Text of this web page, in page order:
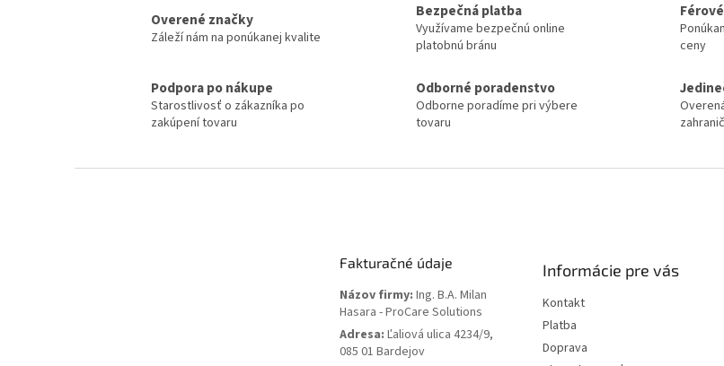
Overené značky
Záleží nám na ponúkanej kvalite
Bezpečná platba
Využívame bezpečnú online
platobnú bránu
ceny
Podpora po nákupe
Starostlivosť o zákazníka po
zakúpení tovaru
Odborné poradenstvo
Odborne poradíme pri výbere
tovaru
Fakturačné údaje
Názov firmy: Ing. B.A. Milan
Hasara - ProCare Solutions
Adresa: Ľaliová ulica 4234/9,
085 01 Bardejov
Informácie pre vás
Kontakt
Platba
Doprava